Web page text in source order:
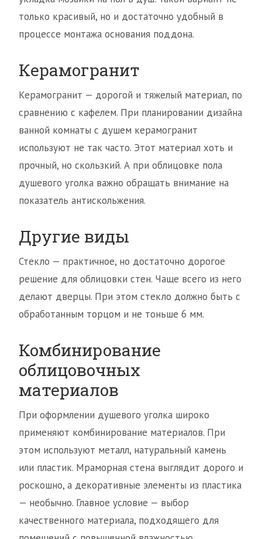
только красивый, но и достаточно удобный в
процессе монтажа основания поддона.
Керамогранит
Керамогранит — дорогой и тяжелый материал, по
сравнению с кафелем. При планировании дизайна
ванной комнаты с душем керамогранит
используют не так часто. Этот материал хоть и
прочный, но скользкий. А при облицовке пола
душевого уголка важно обращать внимание на
показатель антискольжения.
Другие виды
Стекло — практичное, но достаточно дорогое
решение для облицовки стен. Чаще всего из него
делают дверцы. При этом стекло должно быть с
обработанным торцом и не тоньше 6 мм.
Комбинирование
облицовочных
материалов
При оформлении душевого уголка широко
применяют комбинирование материалов. При
этом используют металл, натуральный камень
или пластик. Мраморная стена выглядит дорого и
роскошно, а декоративные элементы из пластика
— необычно. Главное условие — выбор
качественного материала, подходящего для